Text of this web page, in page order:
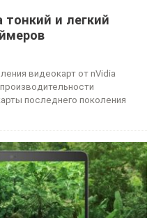
тонкий и легкий
видеокарт от nVidia
последнего поколения